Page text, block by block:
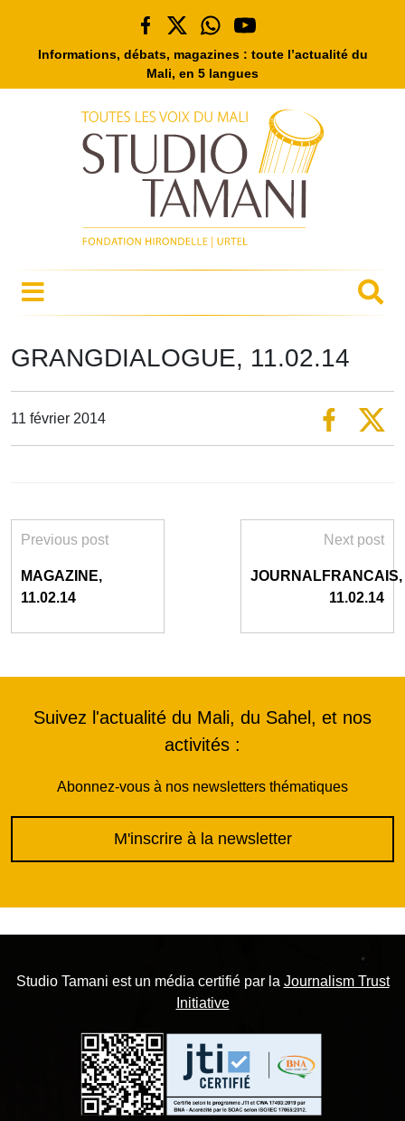
Informations, débats, magazines : toute l’actualité du
Mali, en 5 langues
GRANGDIALOGUE, 11.02.14
11 février 2014
Previous post
MAGAZINE,
11.02.14
Next post
JOURNALFRANCAIS,
11.02.14
Suivez l'actualité du Mali, du Sahel, et nos
activités :
Abonnez-vous à nos newsletters thématiques
M'inscrire à la newsletter
Studio Tamani est un média certifié par la Journalism Trust
Initiative